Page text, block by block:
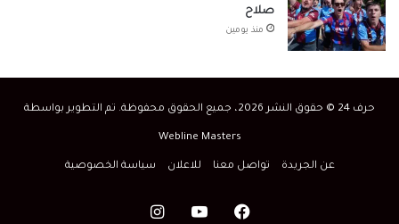
صلاح
منذ يومين
حرف 24 © حقوق النشر 2026، جميع الحقوق محفوظة. تم التطوير بواسطة
Webline Masters
عن الجريدة تواصل معنا للاعلان سياسة الخصوصية
فيسبوك‫YouTubeانستقرام